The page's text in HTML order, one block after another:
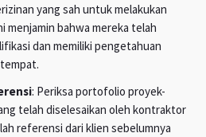
yang sah untuk melakukan
menjamin bahwa mereka telah
dan memiliki pengetahuan
: Periksa portofolio proyek-
telah diselesaikan oleh kontraktor
referensi dari klien sebelumnya